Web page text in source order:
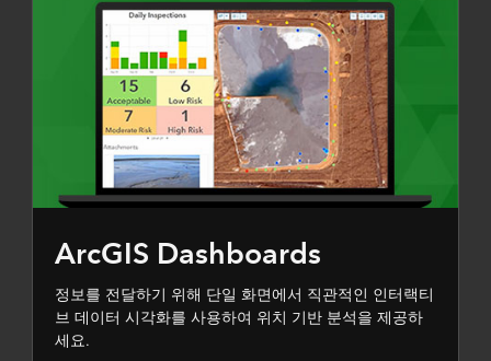
ArcGIS Dashboards
정보를 전달하기 위해 단일 화면에서 직관적인 인터랙티
브 데이터 시각화를 사용하여 위치 기반 분석을 제공하
세요.